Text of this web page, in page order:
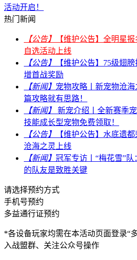
活动开启！
热门新闻
【公告】
【维护公告】全明星
自选活动上线
【公告】
【维护公告】75级翅
增首战奖励
【新闻】 宠物攻略丨新宠物沧
篇攻略就有思路！
【新闻】
新宠介绍丨全新赛季
技能成长型宠物免费领取！
【公告】
【维护公告】水底遗
沧海之灵上线
【新闻】 冠军专访丨“梅花雪”
的队友是致胜关键
请选择预约方式
手机号预约
多益通行证预约
*各设备玩家均需在本活动页面登录“
入战盟群、关注公众号操作